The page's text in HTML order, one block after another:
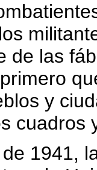
de las
y
cuadros
1941,